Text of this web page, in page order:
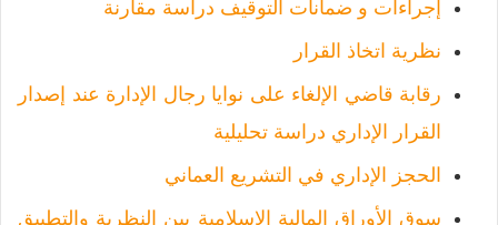
إجراءات و ضمانات التوقيف دراسة مقارنة
نظرية اتخاذ القرار
رقابة قاضي الإلغاء على نوايا رجال الإدارة عند إصدار
القرار الإداري دراسة تحليلية
الحجز الإداري في التشريع العماني
سوق الأوراق المالية الإسلامية بين النظرية والتطبيق